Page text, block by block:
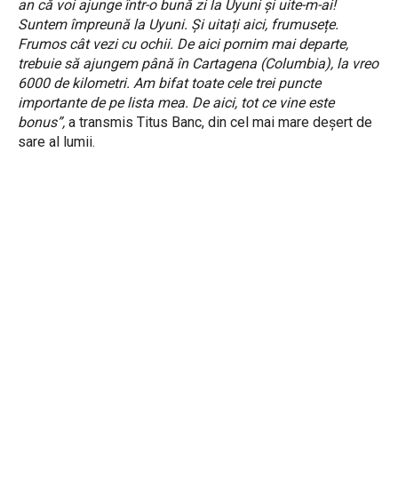
an că voi ajunge într-o bună zi la Uyuni și uite-m-ai!
Suntem împreună la Uyuni. Și uitați aici, frumusețe.
Frumos cât vezi cu ochii. De aici pornim mai departe,
trebuie să ajungem până în Cartagena (Columbia), la vreo
6000 de kilometri. Am bifat toate cele trei puncte
importante de pe lista mea. De aici, tot ce vine este
bonus”, a transmis Titus Banc, din cel mai mare deșert de
sare al lumii.